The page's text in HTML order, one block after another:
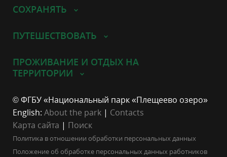
СОХРАНЯТЬ
ПУТЕШЕСТВОВАТЬ
ПРОЖИВАНИЕ И ОТДЫХ НА
ТЕРРИТОРИИ
© ФГБУ «Национальный парк «Плещеево озеро»
English: About the park | Contacts
Карта сайта | Поиск
Политика в отношении обработки персональных данных
Положение об обработке персональных данных работников